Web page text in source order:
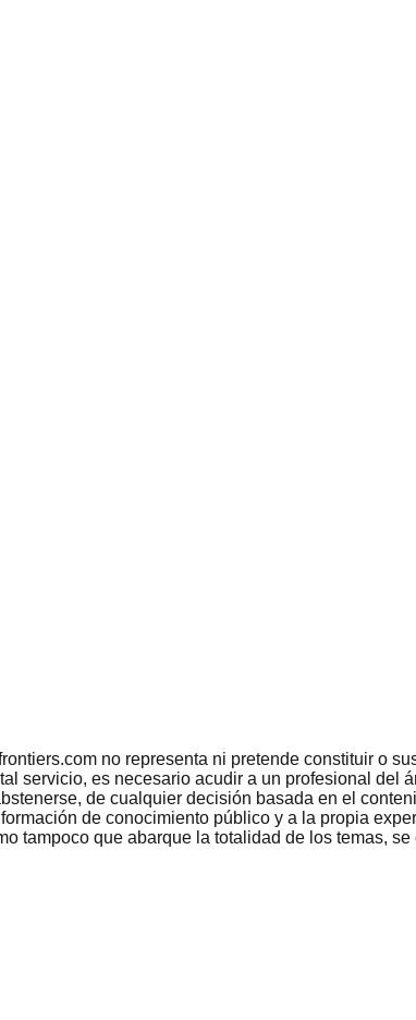
no representa ni pretende constituir o
servicio, es necesario acudir a un profesional del
de cualquier decisión basada en el
de conocimiento público y a la propia
tampoco que abarque la totalidad de los temas,